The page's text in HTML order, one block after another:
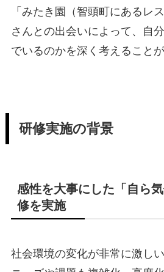
「みたき園（智頭町にあるレ
さんとの出会いによって、自
でいるのかを深く考えることが
研修実施の背景
感性を大事にした「自ら
修を実施
社会環境の変化が非常に激し